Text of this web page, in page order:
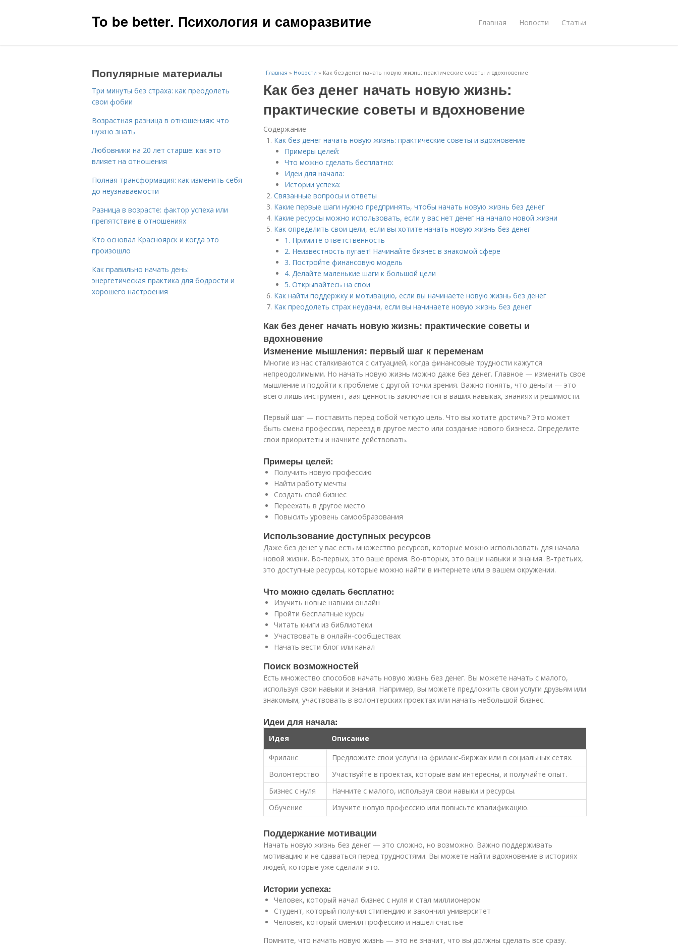
To be better. Психология и саморазвитие Главная Новости Статьи
Главная » Новости » Как без денег начать новую жизнь: практические советы и вдохновение
Как без денег начать новую жизнь:
практические советы и вдохновение
Содержание
Как без денег начать новую жизнь: практические советы и вдохновение
Примеры целей:
Что можно сделать бесплатно:
Идеи для начала:
Истории успеха:
Связанные вопросы и ответы
Какие первые шаги нужно предпринять, чтобы начать новую жизнь без денег
Какие ресурсы можно использовать, если у вас нет денег на начало новой жизни
Как определить свои цели, если вы хотите начать новую жизнь без денег
1. Примите ответственность
2. Неизвестность пугает! Начинайте бизнес в знакомой сфере
3. Постройте финансовую модель
4. Делайте маленькие шаги к большой цели
5. Открывайтесь на свои
Как найти поддержку и мотивацию, если вы начинаете новую жизнь без денег
Как преодолеть страх неудачи, если вы начинаете новую жизнь без денег
Как без денег начать новую жизнь: практические советы и
вдохновение
Изменение мышления: первый шаг к переменам
Многие из нас сталкиваются с ситуацией, когда финансовые трудности кажутся
непреодолимыми. Но начать новую жизнь можно даже без денег. Главное — изменить свое
мышление и подойти к проблеме с другой точки зрения. Важно понять, что деньги — это
всего лишь инструмент, аая ценность заключается в ваших навыках, знаниях и решимости.
Первый шаг — поставить перед собой четкую цель. Что вы хотите достичь? Это может
быть смена профессии, переезд в другое место или создание нового бизнеса. Определите
свои приоритеты и начните действовать.
Примеры целей:
Получить новую профессию
Найти работу мечты
Создать свой бизнес
Переехать в другое место
Повысить уровень самообразования
Использование доступных ресурсов
Даже без денег у вас есть множество ресурсов, которые можно использовать для начала
новой жизни. Во-первых, это ваше время. Во-вторых, это ваши навыки и знания. В-третьих,
это доступные ресурсы, которые можно найти в интернете или в вашем окружении.
Что можно сделать бесплатно:
Изучить новые навыки онлайн
Пройти бесплатные курсы
Читать книги из библиотеки
Участвовать в онлайн-сообществах
Начать вести блог или канал
Поиск возможностей
Есть множество способов начать новую жизнь без денег. Вы можете начать с малого,
используя свои навыки и знания. Например, вы можете предложить свои услуги друзьям или
знакомым, участвовать в волонтерских проектах или начать небольшой бизнес.
Идеи для начала:
Идея
Описание
Фриланс
Предложите свои услуги на фриланс-биржах или в социальных сетях.
Волонтерство
Участвуйте в проектах, которые вам интересны, и получайте опыт.
Бизнес с нуля
Начните с малого, используя свои навыки и ресурсы.
Обучение
Изучите новую профессию или повысьте квалификацию.
Поддержание мотивации
Начать новую жизнь без денег — это сложно, но возможно. Важно поддерживать
мотивацию и не сдаваться перед трудностями. Вы можете найти вдохновение в историях
людей, которые уже сделали это.
Истории успеха:
Человек, который начал бизнес с нуля и стал миллионером
Студент, который получил стипендию и закончил университет
Человек, который сменил профессию и нашел счастье
Помните, что начать новую жизнь — это не значит, что вы должны сделать все сразу.
Популярные материалы
Три минуты без страха: как преодолеть
свои фобии
Возрастная разница в отношениях: что
нужно знать
Любовники на 20 лет старше: как это
влияет на отношения
Полная трансформация: как изменить себя
до неузнаваемости
Разница в возрасте: фактор успеха или
препятствие в отношениях
Кто основал Красноярск и когда это
произошло
Как правильно начать день:
энергетическая практика для бодрости и
хорошего настроения